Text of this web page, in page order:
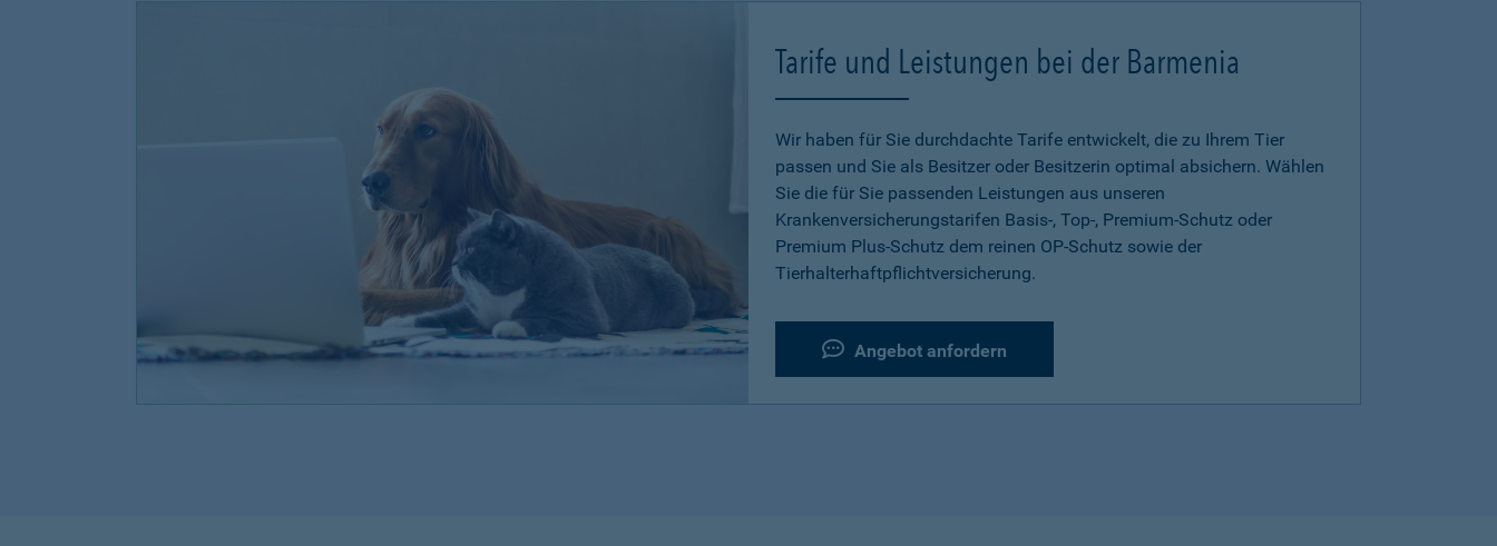
Tarife und Leistungen bei der Barmenia
Wir haben für Sie durchdachte Tarife entwickelt, die zu Ihrem Tier
passen und Sie als Besitzer oder Besitzerin optimal absichern. Wählen
Sie die für Sie passenden Leistungen aus unseren
Krankenversicherungstarifen Basis-, Top-, Premium-Schutz oder
Premium Plus-Schutz dem reinen OP-Schutz sowie der
Tierhalterhaftpflichtversicherung.
Angebot anfordern